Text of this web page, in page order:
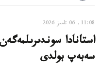
11:08, 06 تامىز 2026
استانادا
سەبەپ بولدى